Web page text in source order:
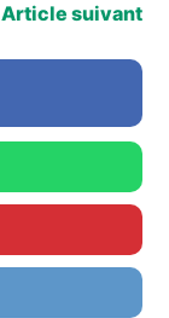
Article suivant